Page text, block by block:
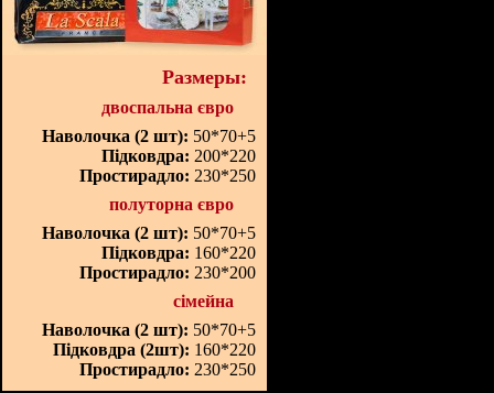
Размеры:
двоспальна євро
Наволочка (2 шт): 50*70+5
Підковдра: 200*220
Простирадло: 230*250
полуторна євро
Наволочка (2 шт): 50*70+5
Підковдра: 160*220
Простирадло: 230*200
сімейна
Наволочка (2 шт): 50*70+5
Підковдра (2шт): 160*220
Простирадло: 230*250